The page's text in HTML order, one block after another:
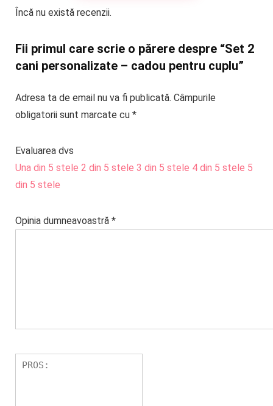
Încă nu există recenzii.
Fii primul care scrie o părere despre “Set 2
cani personalizate – cadou pentru cuplu”
Adresa ta de email nu va fi publicată. Câmpurile
obligatorii sunt marcate cu *
Evaluarea dvs
Una din 5 stele 2 din 5 stele 3 din 5 stele 4 din 5 stele 5
din 5 stele
Opinia dumneavoastră *